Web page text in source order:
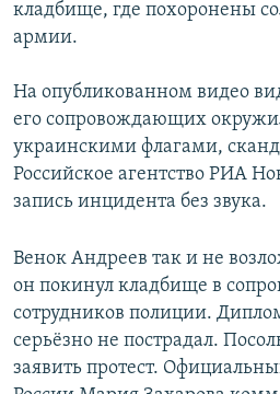
кладбище, где похоронены
армии.
На опубликованном видео
его сопровождающих
украинскими флагами,
Российское агентство РИА
запись инцидента без звука.
Венок Андреев так и не
он покинул кладбище в
сотрудников полиции.
серьёзно не пострадал.
заявить протест.